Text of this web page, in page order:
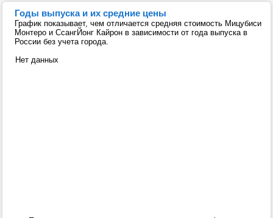
Годы выпуска и их средние цены
График показывает, чем отличается средняя стоимость Мицубиси
Монтеро и СсангЙонг Кайрон в зависимости от года выпуска в
России без учета города.
Нет данных